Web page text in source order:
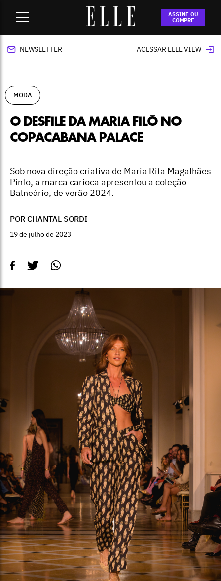
ASSINE OU
COMPRE
O desfile da Maria Filó no Copacabana Palace
NEWSLETTER ACESSAR ELLE VIEW
MODA
O DESFILE DA MARIA FILÓ NO
COPACABANA PALACE
Sob nova direção criativa de Maria Rita Magalhães
Pinto, a marca carioca apresentou a coleção
Balneário, de verão 2024.
POR CHANTAL SORDI
19 de julho de 2023